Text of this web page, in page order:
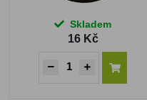
Skladem
16 Kč